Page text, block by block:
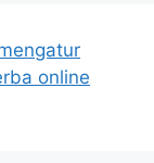
online